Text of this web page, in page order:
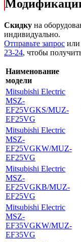
Скидку на
индивидуально.
Отправьте запрос или
23-24, чтобы
Наименование
модели
Mitsubishi Electric
MSZ-
EF25VGKS/MUZ-
EF25VG
Mitsubishi Electric
MSZ-
EF25VGKW/MUZ-
EF25VG
Mitsubishi Electric
MSZ-
EF25VGKB/MUZ-
EF25VG
Mitsubishi Electric
MSZ-
EF35VGKW/MUZ-
EF35VG